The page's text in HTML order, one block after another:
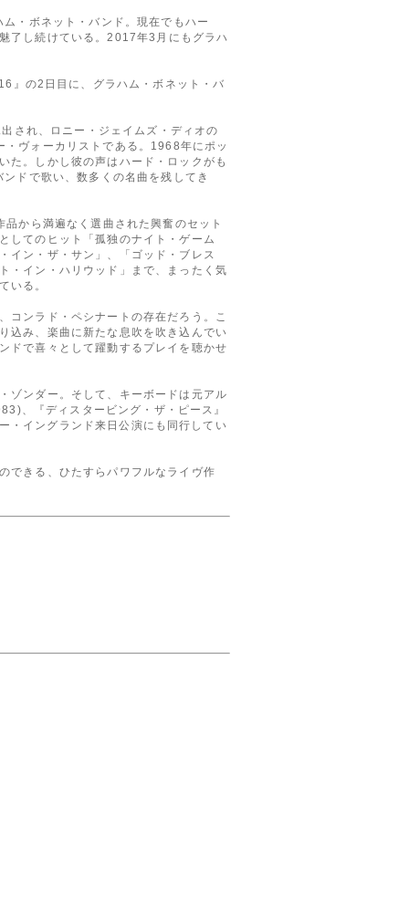
・ボネット・バンド。現在でもハー
了し続けている。2017年3月にもグラハ
』の2日目に、グラハム・ボネット・バ
され、ロニー・ジェイムズ・ディオの
ヴォーカリストである。1968年にポッ
た。しかし彼の声はハード・ロックがも
ドで歌い、数多くの名曲を残してき
から満遍なく選曲された興奮のセット
してのヒット「孤独のナイト・ゲーム
イン・ザ・サン」、「ゴッド・ブレス
・イン・ハリウッド」まで、まったく気
いる。
コンラド・ペシナートの存在だろう。こ
込み、楽曲に新たな息吹を吹き込んでい
ドで喜々として躍動するプレイを聴かせ
ゾンダー。そして、キーボードは元アル
、『ディスタービング・ザ・ピース』
・イングランド来日公演にも同行してい
できる、ひたすらパワフルなライヴ作